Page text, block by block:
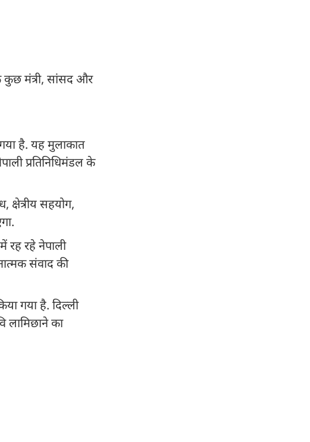
कुछ मंत्री, सांसद और
है. यह मुलाकात
प्रतिनिधिमंडल के
सहयोग,
रह रहे नेपाली
संवाद की
गया है. दिल्ली
लामिछाने का